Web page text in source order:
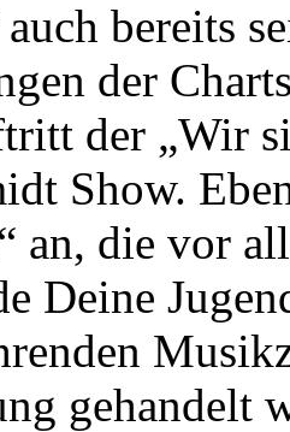
auch bereits
der
der „Wir
Show.
an, die vor
Deine
gehandelt